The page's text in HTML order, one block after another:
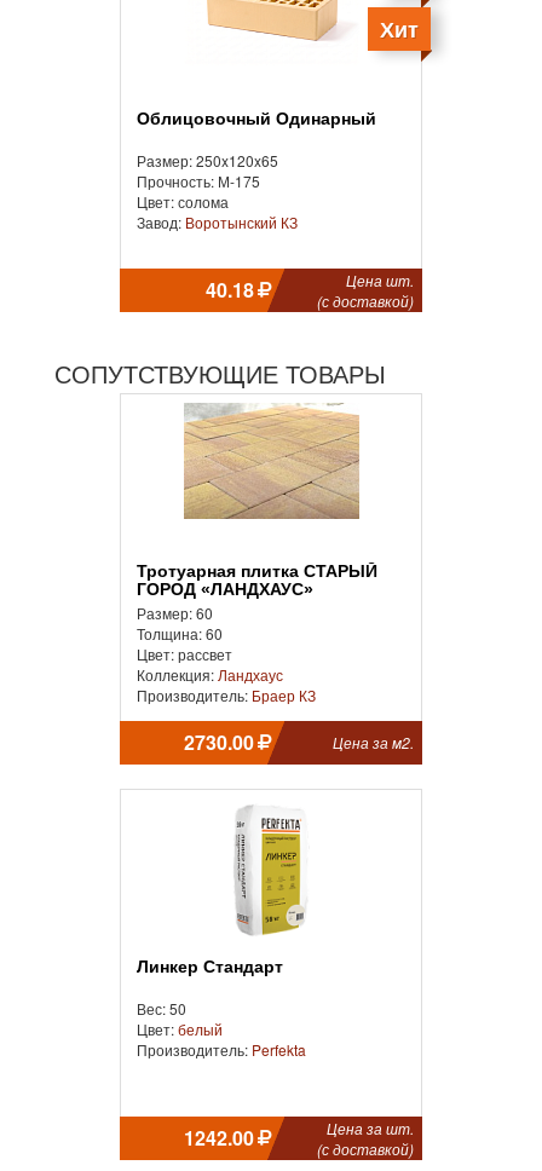
Хит
Облицовочный Одинарный
Размер: 250x120x65
Прочность: М-175
Цвет: солома
Завод: Воротынский КЗ
40.18
Цена шт.
(с доставкой)
СОПУТСТВУЮЩИЕ ТОВАРЫ
Тротуарная плитка СТАРЫЙ
ГОРОД «ЛАНДХАУС»
Размер: 60
Толщина: 60
Цвет: рассвет
Коллекция: Ландхаус
Производитель: Браер КЗ
2730.00 Цена за м2.
Линкер Стандарт
Вес: 50
Цвет:белый
Производитель: Perfekta
1242.00
Цена за шт.
(с доставкой)